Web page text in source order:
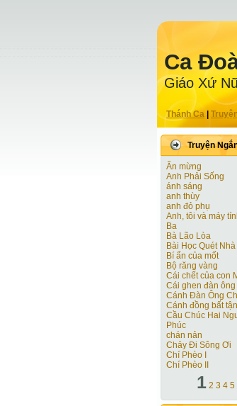
Ca
Giáo Xứ
Thánh Ca
Truyện
Ăn mừng
Anh Phải Sống
ánh sáng
anh thùy
anh đỏ phụ
Anh, tôi và máy
Ba
Bà Lão Lòa
Bài Học Quét Nhà
Bí ẩn của mốt
Bộ răng vàng
Cái chết của con
Cái ghen đàn ông
Cánh Ðàn Ông
Cánh đồng bất tận
Cầu Chúc Hai
Phúc
chán nản
Chảy Đi Sông Ơi
Chí Phèo I
Chí Phèo II
1 2 3 4 5